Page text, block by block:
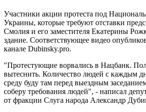
Участники акции протеста под
Украины, которые требуют отставки
Смолия и его заместителя Екатерины
здание. Соответствующее видео
канале Dubinsky.pro.
"Протестующие ворвались в Нацбанк.
вытеснить. Количество людей с каждым
среду буду там перед выездным
соберу требования людей", - написал
от фракции Слуга народа Александр